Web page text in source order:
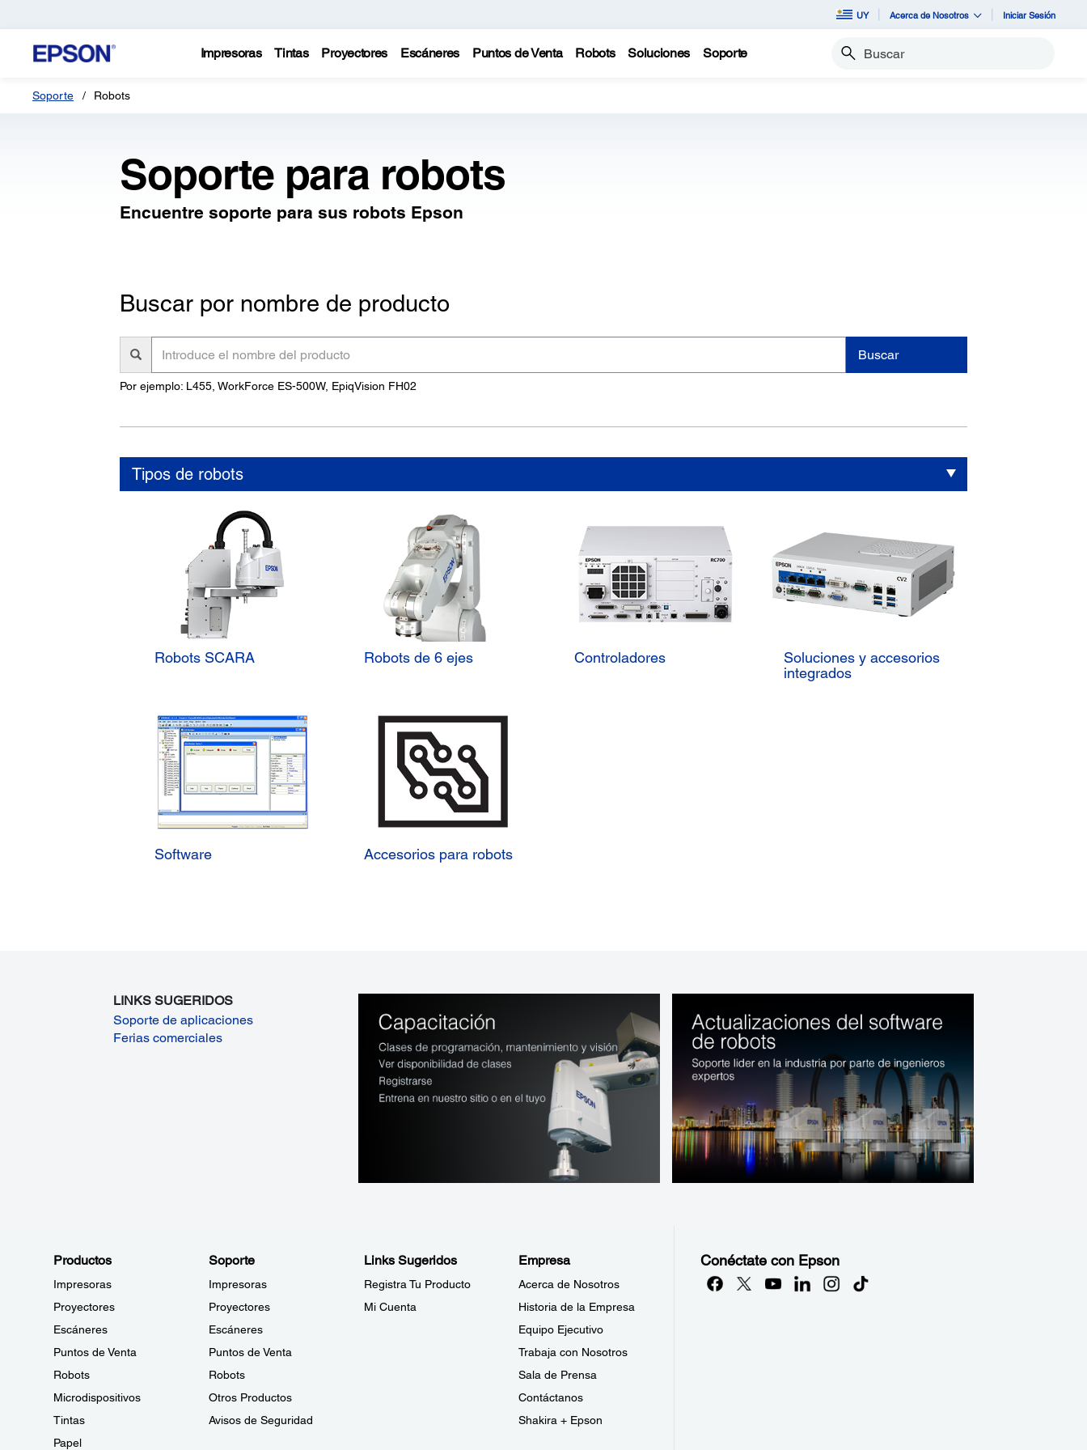
UY Acerca de Nosotros Iniciar Sesión
Impresoras Tintas Proyectores Escáneres Puntos de Venta Robots Soluciones Soporte Buscar
Soporte Robots
Soporte para robots
Encuentre soporte para sus robots Epson
Buscar por nombre de producto
nombre
Buscar
Por ejemplo: L455, WorkForce ES-500W, EpiqVision FH02
Tipos de robots
Robots SCARA Robots de 6 ejes Controladores
Soluciones y accesorios
integrados
Software Accesorios para robots
LINKS SUGERIDOS
Soporte de aplicaciones
Ferias comerciales
Productos
Impresoras
Proyectores
Escáneres
Puntos de Venta
Robots
Microdispositivos
Tintas
Papel
Soporte
Impresoras
Proyectores
Escáneres
Puntos de Venta
Robots
Otros Productos
Avisos de Seguridad
Links Sugeridos
Registra Tu Producto
Mi Cuenta
Empresa
Acerca de Nosotros
Historia de la Empresa
Equipo Ejecutivo
Trabaja con Nosotros
Sala de Prensa
Contáctanos
Shakira + Epson
Conéctate con Epson